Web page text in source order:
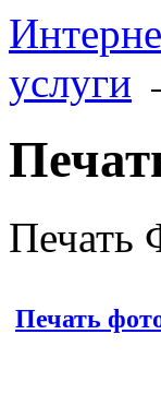
услуги
Печать
Печать